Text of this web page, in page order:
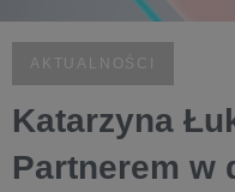
AKTUALNOŚCI
Katarzyna
Partnerem w